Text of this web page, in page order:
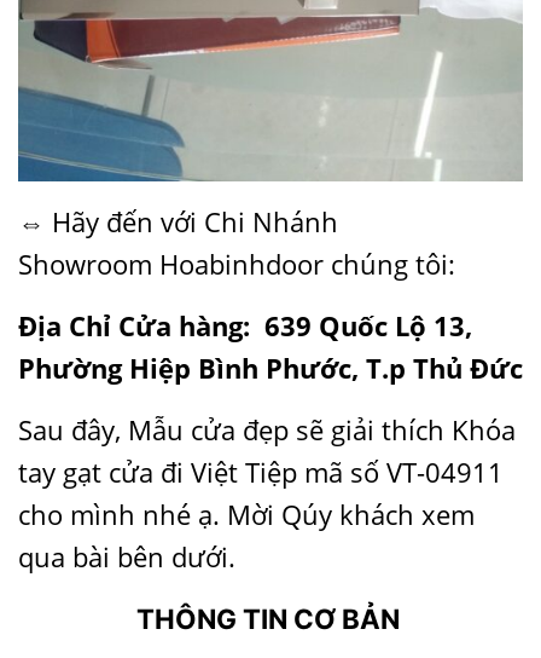
⇔ Hãy đến với Chi Nhánh
Showroom Hoabinhdoor chúng tôi:
Địa Chỉ Cửa hàng: 639 Quốc Lộ 13,
Phường Hiệp Bình Phước, T.p Thủ Đức
Sau đây, Mẫu cửa đẹp sẽ giải thích Khóa
tay gạt cửa đi Việt Tiệp mã số VT-04911
cho mình nhé ạ. Mời Qúy khách xem
qua bài bên dưới.
THÔNG TIN CƠ BẢN